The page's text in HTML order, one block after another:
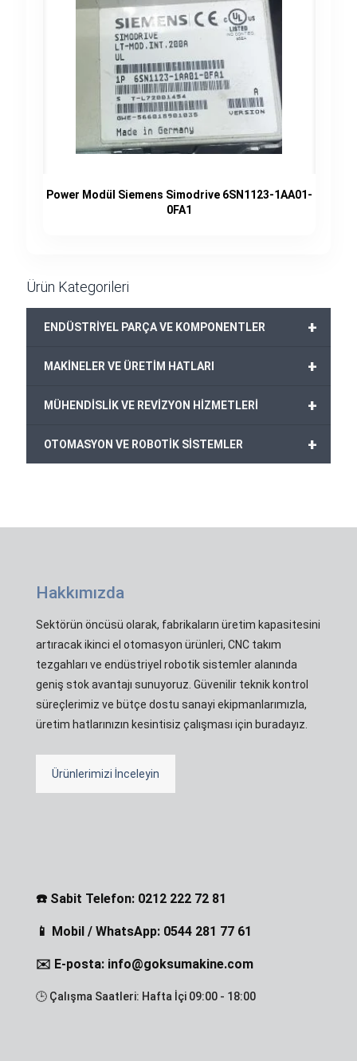
Power Modül Siemens Simodrive 6SN1123-1AA01-
0FA1
Ürün Kategorileri
+
ENDÜSTRİYEL PARÇA VE KOMPONENTLER
+
MAKİNELER VE ÜRETİM HATLARI
+
MÜHENDİSLİK VE REVİZYON HİZMETLERİ
+
OTOMASYON VE ROBOTİK SİSTEMLER
Hakkımızda
Sektörün öncüsü olarak, fabrikaların üretim kapasitesini
artıracak ikinci el otomasyon ürünleri, CNC takım
tezgahları ve endüstriyel robotik sistemler alanında
geniş stok avantajı sunuyoruz. Güvenilir teknik kontrol
süreçlerimiz ve bütçe dostu sanayi ekipmanlarımızla,
üretim hatlarınızın kesintisiz çalışması için buradayız.
Ürünlerimizi İnceleyin
☎️ Sabit Telefon: 0212 222 72 81
📱 Mobil / WhatsApp: 0544 281 77 61
✉️ E-posta: info@goksumakine.com
🕒 Çalışma Saatleri: Hafta İçi 09:00 - 18:00